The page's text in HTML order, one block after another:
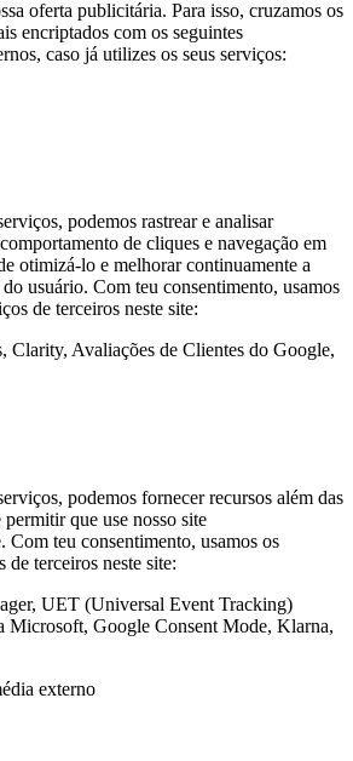
oferta publicitária. Para isso, cruzamos os
encriptados com os seguintes
caso já utilizes os seus serviços:
podemos rastrear e analisar
de cliques e navegação em
otimizá-lo e melhorar continuamente a
usuário. Com teu consentimento, usamos
de terceiros neste site:
Clarity, Avaliações de Clientes do Google,
podemos fornecer recursos além das
permitir que use nosso site
Com teu consentimento, usamos os
de terceiros neste site:
UET (Universal Event Tracking)
Microsoft, Google Consent Mode, Klarna,
externo